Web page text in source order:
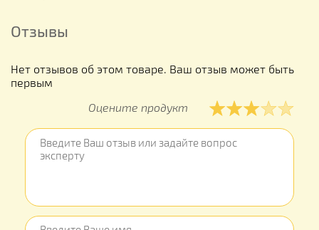
Отзывы
Нет отзывов об этом товаре. Ваш отзыв может быть
первым
Оцените продукт